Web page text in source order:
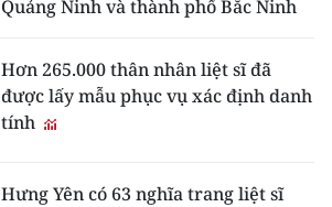
Quảng Ninh và thành phố Bắc Ninh
Hơn 265.000 thân nhân liệt sĩ đã
được lấy mẫu phục vụ xác định danh
tính
Hưng Yên có 63 nghĩa trang liệt sĩ